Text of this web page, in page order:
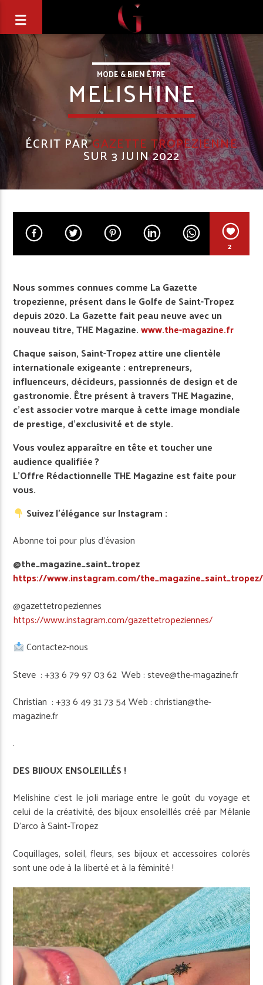
MODE & BIEN ÊTRE
MELISHINE
ÉCRIT PARGAZETTE TROPEZIENNE
SUR 3 JUIN 2022
2
Nous sommes connues comme La Gazette
tropezienne, présent dans le Golfe de Saint-Tropez
depuis 2020. La Gazette fait peau neuve avec un
nouveau titre, THE Magazine.www.the-magazine.fr
Chaque saison, Saint-Tropez attire une clientèle
internationale exigeante : entrepreneurs,
influenceurs, décideurs, passionnés de design et de
gastronomie. Être présent à travers THE Magazine,
c’est associer votre marque à cette image mondiale
de prestige, d’exclusivité et de style.
Vous voulez apparaître en tête et toucher une
audience qualifiée ?
L’Offre Rédactionnelle THE Magazine est faite pour
vous.
Suivez l’élégance sur Instagram :
Abonne toi pour plus d’évasion
@the_magazine_saint_tropez
https://www.instagram.com/the_magazine_saint_tropez/
@gazettetropeziennes
https://www.instagram.com/gazettetropeziennes/
Contactez-nous
Steve : +33 6 79 97 03 62 Web : steve@the-magazine.fr
Christian : +33 6 49 31 73 54 Web : christian@the-
magazine.fr
.
DES BIJOUX ENSOLEILLÉS !
Melishine c’est le joli mariage entre le goût du voyage et
celui de la créativité, des bijoux ensoleillés créé par Mélanie
D’arco à Saint-Tropez
Coquillages, soleil, fleurs, ses bijoux et accessoires colorés
sont une ode à la liberté et à la féminité !